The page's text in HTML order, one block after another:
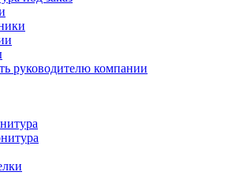
руководителю компании